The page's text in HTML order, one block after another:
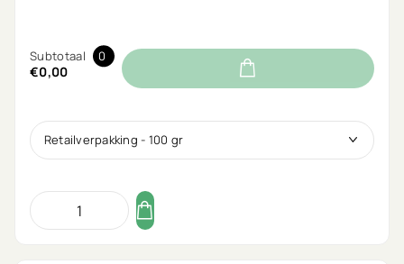
Subtotaal 0
€0,00